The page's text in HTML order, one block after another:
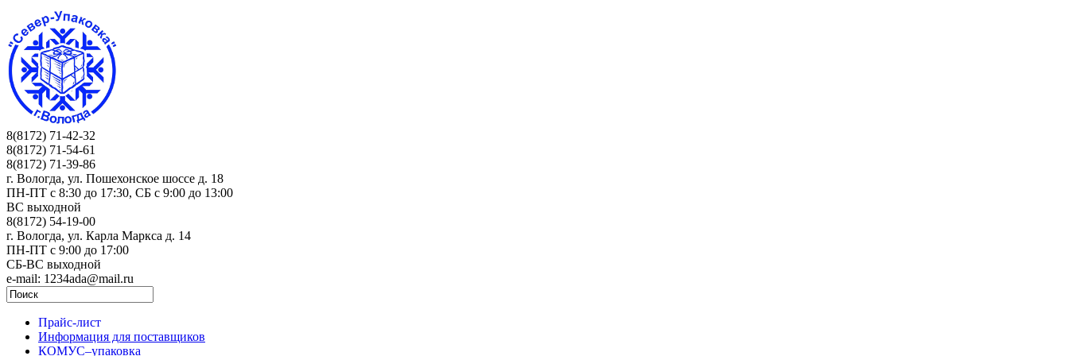
8(8172) 71-42-32
8(8172) 71-54-61
8(8172) 71-39-86
г. Вологда, ул. Пошехонское шоссе д. 18
ПН-ПТ c 8:30 до 17:30, СБ с 9:00 до 13:00
ВС выходной
8(8172) 54-19-00
г. Вологда, ул. Карла Маркса д. 14
ПН-ПТ c 9:00 до 17:00
СБ-ВС выходной
e-mail: 1234ada@mail.ru
Прайс-лист
Информация для поставщиков
КОМУС–упаковка